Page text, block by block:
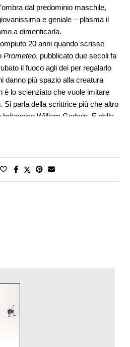
dal predominio maschile,
e geniale – plasma il
a dimenticarla.
20 anni quando scrisse
Prometeo, pubblicato due secoli fa
il fuoco agli dei per regalarlo
danno più spazio alla creatura
è lo scienziato che vuole imitare
Si parla della scrittrice più che altro
britannico William Godwin. E della
Wollstonecraft, che rivendicava i
del 1792. E del marito, il poeta
E infine dell’amante Lord Byron –
and Babbage: The (Mostly)
libreria invece (edizioni Castoro)
la creatura, non per le disgrazie